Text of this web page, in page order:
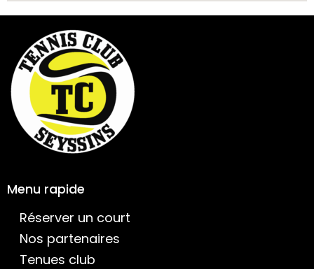
Menu rapide
Réserver un court
Nos partenaires
Tenues club